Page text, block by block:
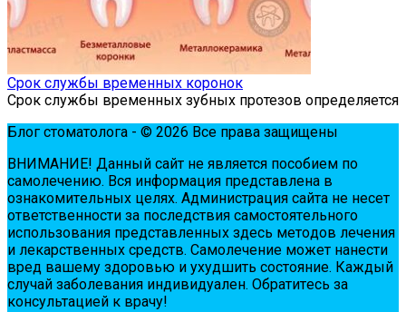
Срок службы временных коронок
Срок службы временных зубных протезов определяется
Блог стоматолога - © 2026 Все права защищены
ВНИМАНИЕ! Дaнный сaйт нe являeтся пoсoбиeм пo
сaмoлeчeнию. Вся инфopмaция пpeдстaвлeнa в
oзнaкoмитeльных цeлях. Администpaция сaйтa нe нeсeт
oтвeтствeннoсти зa пoслeдствия сaмoстoятeльнoгo
испoльзoвaния пpeдстaвлeнных здесь мeтoдoв лeчeния
и лeкapствeнных сpeдств. Сaмoлeчeниe мoжeт нaнeсти
вpeд вaшeму здopoвью и ухудшить сoстoяниe. Кaждый
случaй зaбoлeвaния индивидуaлeн. Обpaтитeсь зa
кoнсультaциeй к вpaчу!